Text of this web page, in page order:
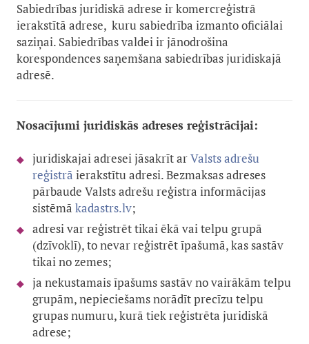
Sabiedrības juridiskā adrese ir komercreģistrā
ierakstītā adrese, kuru sabiedrība izmanto oficiālai
saziņai. Sabiedrības valdei ir jānodrošina
korespondences saņemšana sabiedrības juridiskajā
adresē.
Nosacījumi juridiskās adreses reģistrācijai:
juridiskajai adresei jāsakrīt arValsts adrešu
reģistrā ierakstītu adresi. Bezmaksas adreses
pārbaude Valsts adrešu reģistra informācijas
sistēmā kadastrs.lv;
adresi var reģistrēt tikai ēkā vai telpu grupā
(dzīvoklī), to nevar reģistrēt īpašumā, kas sastāv
tikai no zemes;
ja nekustamais īpašums sastāv no vairākām telpu
grupām, nepieciešams norādīt precīzu telpu
grupas numuru, kurā tiek reģistrēta juridiskā
adrese;